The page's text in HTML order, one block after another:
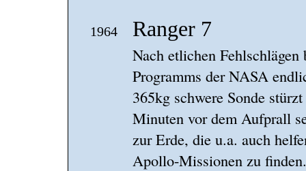
1964 Ranger 7
Nach etlichen Fehlschlägen
Programms der NASA
365kg schwere Sonde
Minuten vor dem Aufprall
zur Erde, die u.a. auch
Apollo-Missionen zu finden.